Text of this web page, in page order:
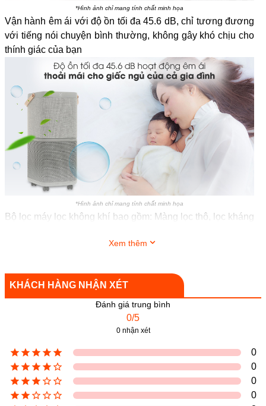
*Hình ảnh chỉ mang tính chất minh họa
Vận hành êm ái với độ ồn tối đa 45.6 dB, chỉ tương đương
với tiếng nói chuyện bình thường, không gây khó chịu cho
thính giác của bạn
*Hình ảnh chỉ mang tính chất minh họa
Bộ lọc máy lọc không khí bao gồm: Màng lọc thô, lọc kháng
sạch không khí hiệu quả vượt trội, đem lại bầu không khí
Xem thêm
KHÁCH HÀNG NHẬN XÉT
Đánh giá trung bình
0/5
0 nhận xét
0
0
0
0